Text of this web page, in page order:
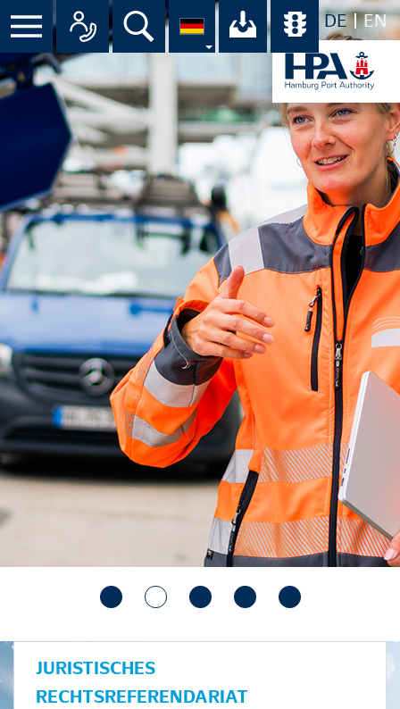
DE EN
Menü Alle Ansprechpartner im
Suche Ihr Download-
JURISTISCHES
RECHTSREFERENDARIAT